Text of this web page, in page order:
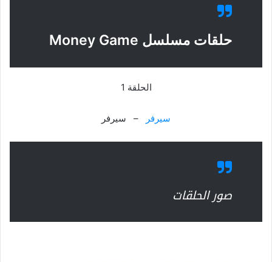
حلقات مسلسل Money Game
الحلقة 1
سيرفر – سيرفر
صور الحلقات